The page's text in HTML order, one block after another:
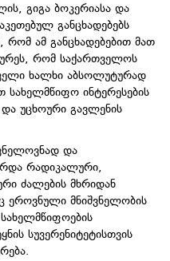
, გიგა ბოკერიასა და
განცხადებებს
რომ ამ განცხადებებით მათ
რომ საქართველოს
ხალხი აბსოლუტურად
ინტერესების
უცხოური გავლენის
და
რადიკალური,
ძალების მხრიდან
ეროვნული მნიშვნელობის
სუვერენიტეტისთვის